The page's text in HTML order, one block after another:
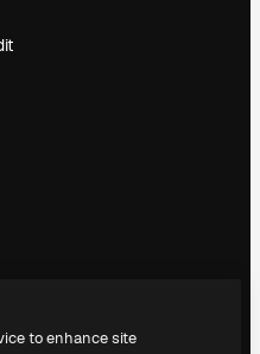
to enhance site